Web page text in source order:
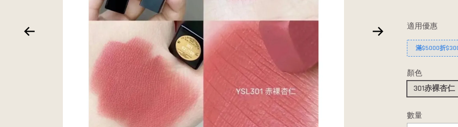
適用優惠
滿$5000折
顏色
301赤裸杏仁
數量